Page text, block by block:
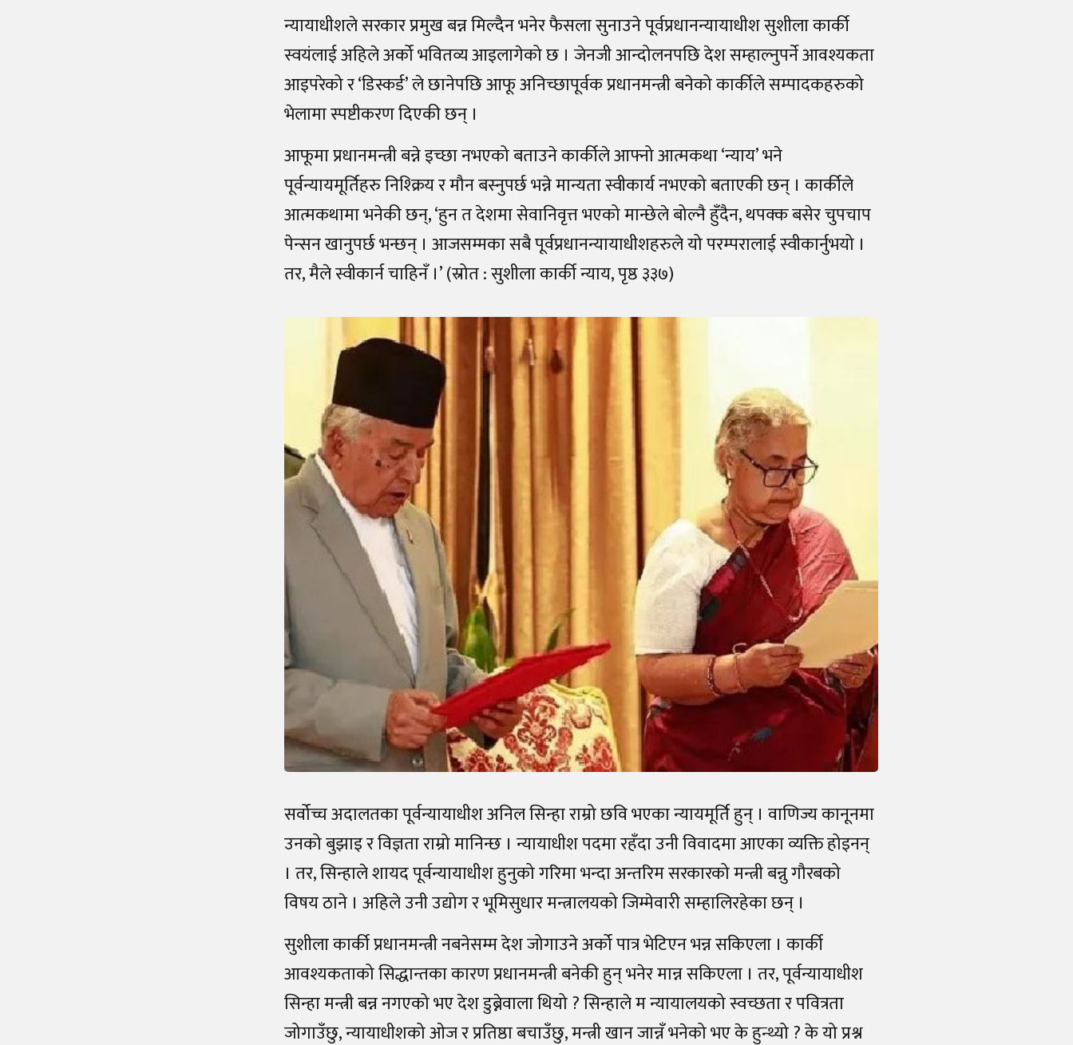
न्यायाधीशले सरकार प्रमुख बन्न मिल्दैन भनेर फैसला सुनाउने पूर्वप्रधानन्यायाधीश सुशीला कार्की
स्वयंलाई अहिले अर्को भवितव्य आइलागेको छ । जेनजी आन्दोलनपछि देश सम्हाल्नुपर्ने आवश्यकता
आइपरेको र ‘डिस्कर्ड’ ले छानेपछि आफू अनिच्छापूर्वक प्रधानमन्त्री बनेको कार्कीले सम्पादकहरुको
भेलामा स्पष्टीकरण दिएकी छन् ।
आफूमा प्रधानमन्त्री बन्ने इच्छा नभएको बताउने कार्कीले आफ्नो आत्मकथा ‘न्याय’ भने
पूर्वन्यायमूर्तिहरु निश्क्रिय र मौन बस्नुपर्छ भन्ने मान्यता स्वीकार्य नभएको बताएकी छन् । कार्कीले
आत्मकथामा भनेकी छन्, ‘हुन त देशमा सेवानिवृत्त भएको मान्छेले बोल्नै हुँदैन, थपक्क बसेर चुपचाप
पेन्सन खानुपर्छ भन्छन् । आजसम्मका सबै पूर्वप्रधानन्यायाधीशहरुले यो परम्परालाई स्वीकार्नुभयो ।
तर, मैले स्वीकार्न चाहिनँ ।’ (स्रोत : सुशीला कार्की न्याय, पृष्ठ ३३७)
सर्वोच्च अदालतका पूर्वन्यायाधीश अनिल सिन्हा राम्रो छवि भएका न्यायमूर्ति हुन् । वाणिज्य कानूनमा
उनको बुझाइ र विज्ञता राम्रो मानिन्छ । न्यायाधीश पदमा रहँदा उनी विवादमा आएका व्यक्ति होइनन्
। तर, सिन्हाले शायद पूर्वन्यायाधीश हुनुको गरिमा भन्दा अन्तरिम सरकारको मन्त्री बन्नु गौरबको
विषय ठाने । अहिले उनी उद्योग र भूमिसुधार मन्त्रालयको जिम्मेवारी सम्हालिरहेका छन् ।
सुशीला कार्की प्रधानमन्त्री नबनेसम्म देश जोगाउने अर्को पात्र भेटिएन भन्न सकिएला । कार्की
आवश्यकताको सिद्धान्तका कारण प्रधानमन्त्री बनेकी हुन् भनेर मान्न सकिएला । तर, पूर्वन्यायाधीश
सिन्हा मन्त्री बन्न नगएको भए देश डुब्नेवाला थियो ? सिन्हाले म न्यायालयको स्वच्छता र पवित्रता
जोगाउँछु, न्यायाधीशको ओज र प्रतिष्ठा बचाउँछु, मन्त्री खान जान्नँ भनेको भए के हुन्थ्यो ? के यो प्रश्न